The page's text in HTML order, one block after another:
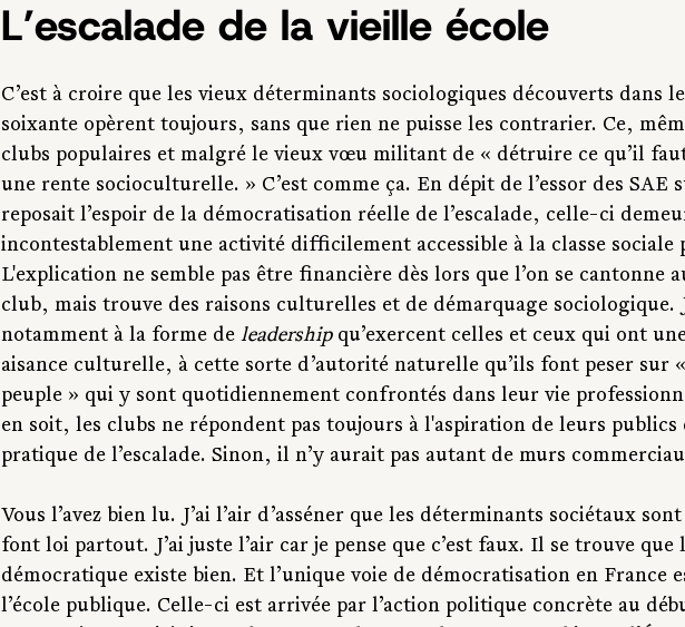
L’escalade de la vieille école
C’est à croire que les vieux déterminants sociologiques découverts dans
soixante opèrent toujours, sans que rien ne puisse les contrarier. Ce,
clubs populaires et malgré le vieux vœu militant de « détruire ce qu’il
une rente socioculturelle. » C’est comme ça. En dépit de l’essor des SAE
reposait l’espoir de la démocratisation réelle de l’escalade, celle-ci
incontestablement une activité difficilement accessible à la classe sociale
L'explication ne semble pas être financière dès lors que l’on se cantonne
club, mais trouve des raisons culturelles et de démarquage sociologique.
notamment à la forme de leadership qu’exercent celles et ceux qui ont
aisance culturelle, à cette sorte d’autorité naturelle qu’ils font peser sur
peuple » qui y sont quotidiennement confrontés dans leur vie
en soit, les clubs ne répondent pas toujours à l'aspiration de leurs publics
pratique de l’escalade. Sinon, il n’y aurait pas autant de murs
Vous l’avez bien lu. J’ai l’air d’asséner que les déterminants sociétaux
font loi partout. J’ai juste l’air car je pense que c’est faux. Il se trouve que
démocratique existe bien. Et l’unique voie de démocratisation en France
l’école publique. Celle-ci est arrivée par l’action politique concrète au